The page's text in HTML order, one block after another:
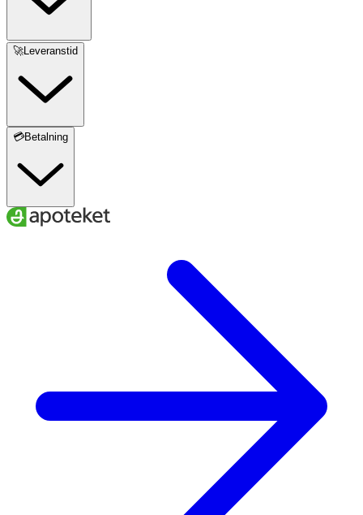
🚀Leveranstid
💳Betalning